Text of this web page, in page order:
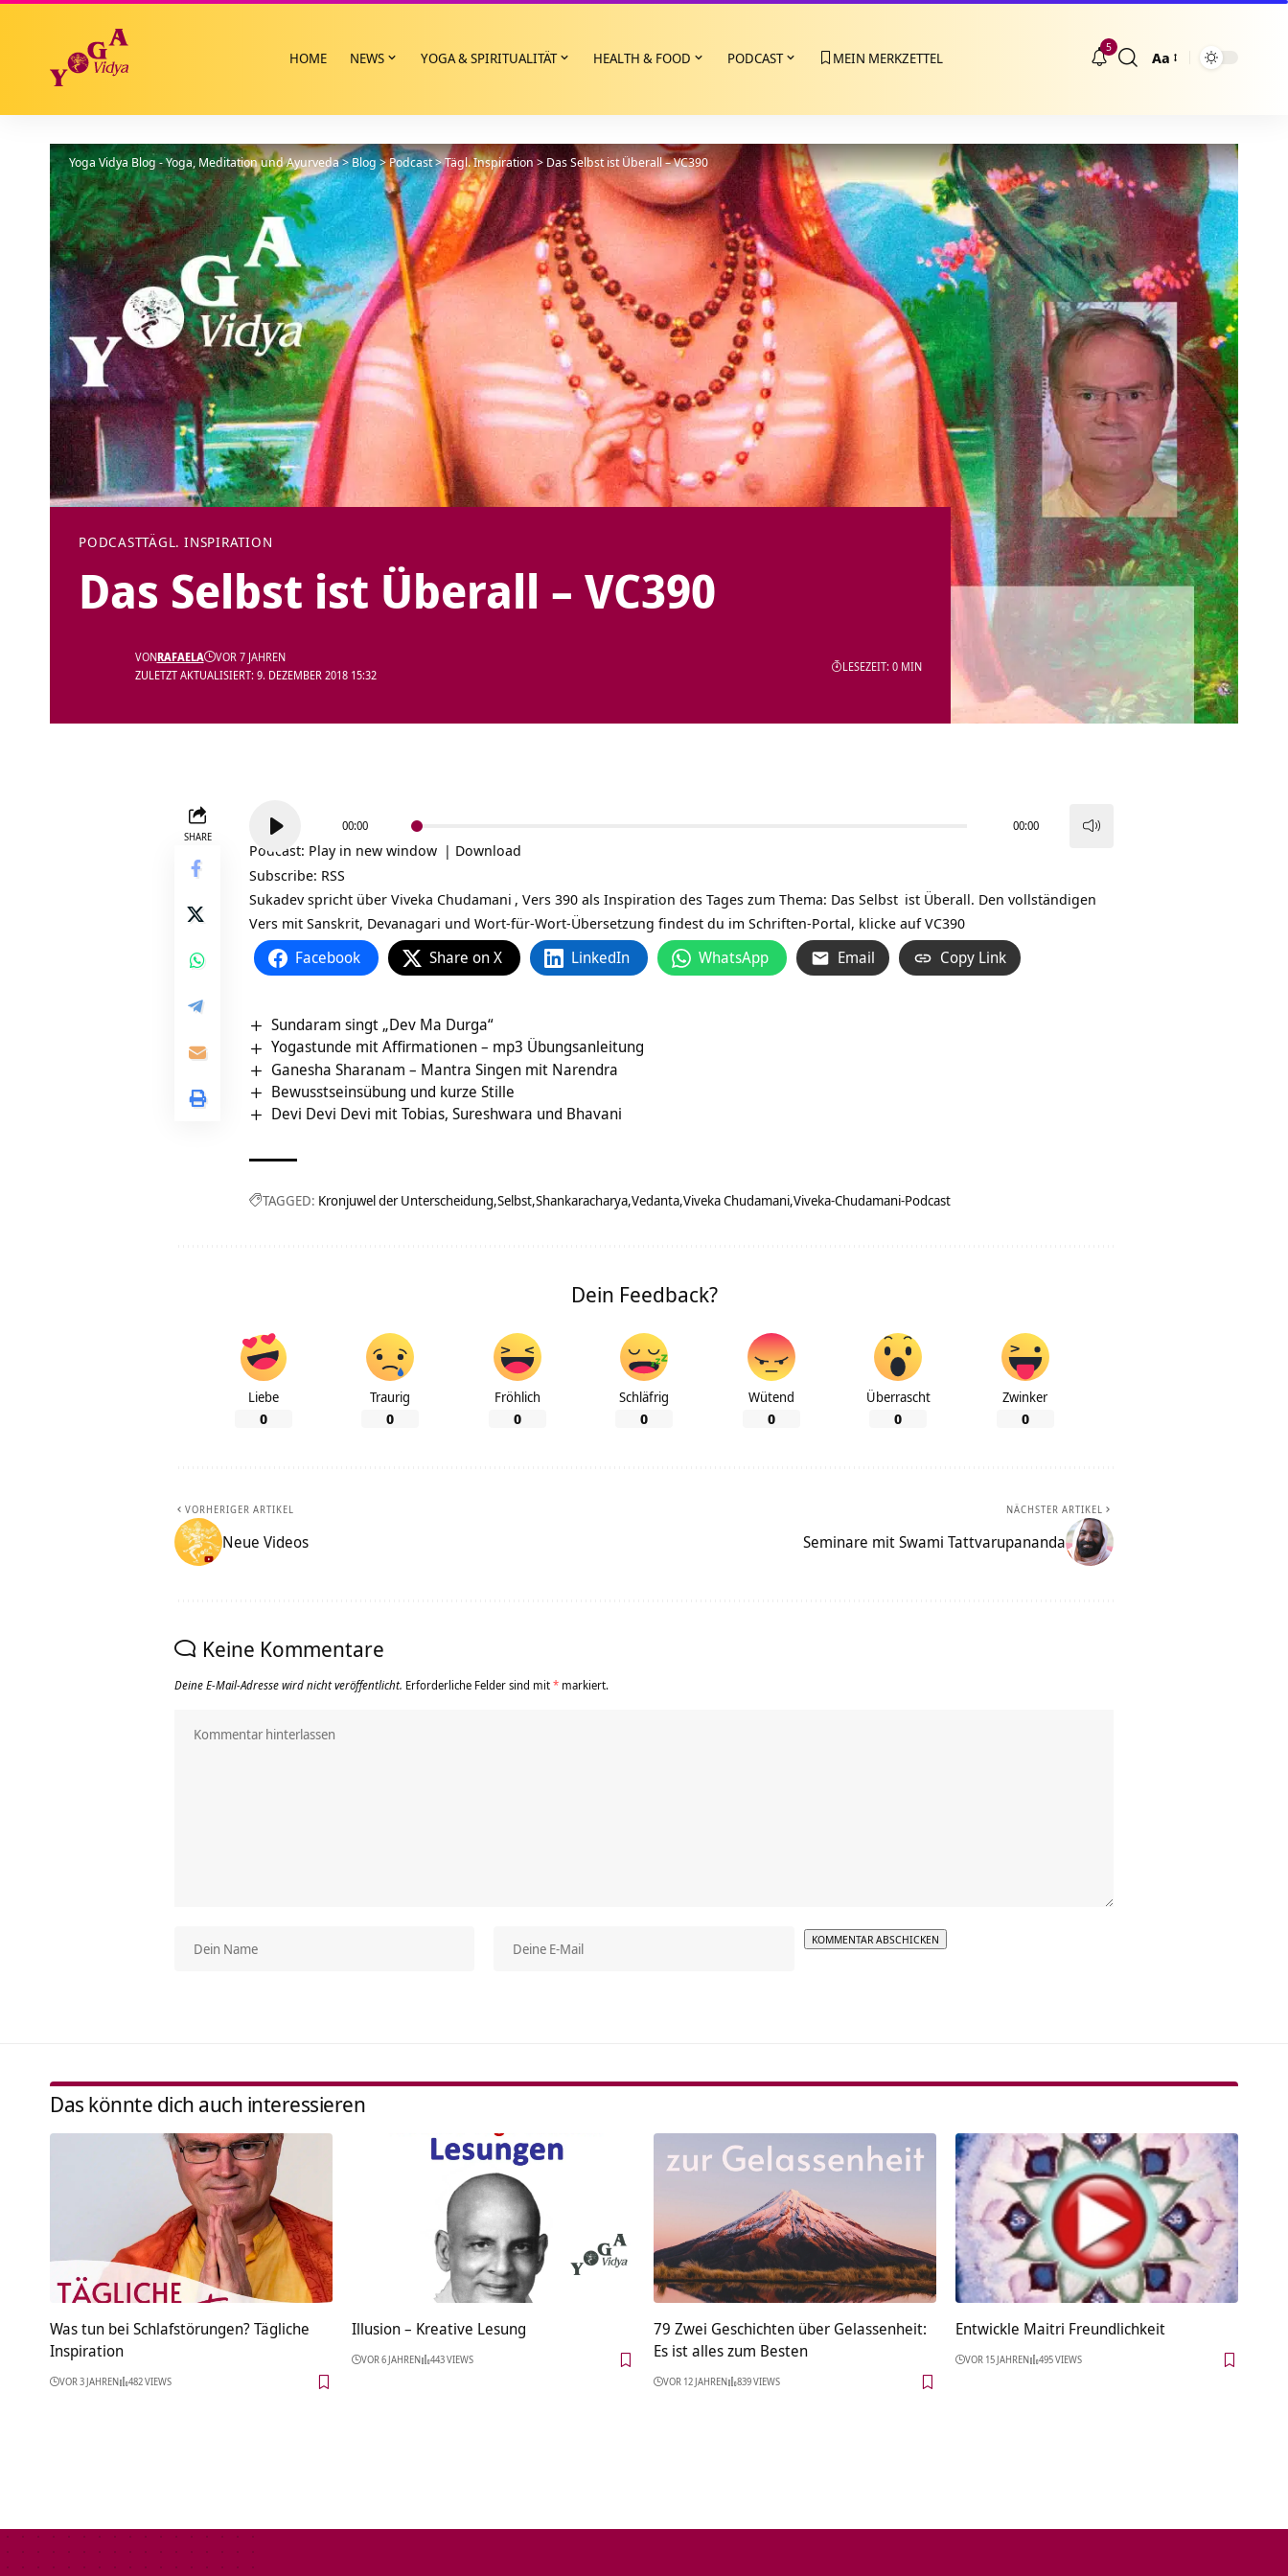
HOME NEWS YOGA & SPIRITUALITÄT HEALTH & FOOD PODCAST MEIN MERKZETTEL
5
Größenänderung
Aa
Yoga Vidya Blog - Yoga, Meditation und Ayurveda>Blog>Podcast>Tägl. Inspiration> Das Selbst ist Überall – VC390
PODCASTTÄGL. INSPIRATION
Das Selbst ist Überall – VC390
ZULETZT AKTUALISIERT: 9. DEZEMBER 2018 15:32
VONRAFAELA VOR 7 JAHREN
LESEZEIT: 0 MIN
SHARE
Player
00:00 00:00
Podcast: Play in new window | Download
Subscribe: RSS
Sukadev spricht über Viveka Chudamani , Vers 390 als Inspiration des Tages zum Thema: Das Selbst ist Überall. Den vollständigen
Vers mit Sanskrit, Devanagari und Wort-für-Wort-Übersetzung findest du im Schriften-Portal, klicke aufVC390
Facebook Share on X LinkedIn WhatsApp Email Copy Link
Sundaram singt „Dev Ma Durga“
Yogastunde mit Affirmationen – mp3 Übungsanleitung
Ganesha Sharanam – Mantra Singen mit Narendra
Bewusstseinsübung und kurze Stille
Devi Devi Devi mit Tobias, Sureshwara und Bhavani
TAGGED: Kronjuwel der Unterscheidung Selbst Shankaracharya Vedanta Viveka Chudamani Viveka-Chudamani-Podcast
Dein Feedback?
Liebe
0
Traurig
0
Fröhlich
0
Schläfrig
0
Wütend
0
Überrascht
0
Zwinker
0
VORHERIGER ARTIKEL
Neue Videos
NÄCHSTER ARTIKEL
Seminare mit Swami Tattvarupananda
Keine Kommentare
Deine E-Mail-Adresse wird nicht veröffentlicht. Erforderliche Felder sind mit* markiert.
Das könnte dich auch interessieren
Was tun bei Schlafstörungen? Tägliche
Inspiration
VOR 3 JAHREN 482 VIEWS
Illusion – Kreative Lesung
VOR 6 JAHREN 443 VIEWS
79 Zwei Geschichten über Gelassenheit:
Es ist alles zum Besten
VOR 12 JAHREN 839 VIEWS
Entwickle Maitri Freundlichkeit
VOR 15 JAHREN 495 VIEWS